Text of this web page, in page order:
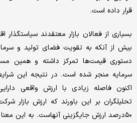
قرار داده است.
بسیاری از فعالان بازار معتقدند
بیش از آنکه به تقویت فضای تولید و
دستوری قیمت‌ها تمرکز داشته و همین
سرمایه منجر شده است. در نتیجه این
اکنون فاصله زیادی با ارزش واقعی
۵۰درصد ارزش جایگزینی آنهاست. به این